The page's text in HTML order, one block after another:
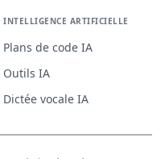
INTELLIGENCE ARTIFICIELLE
Plans de code IA
Outils IA
Dictée vocale IA